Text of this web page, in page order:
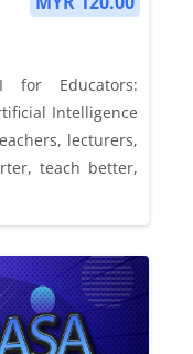
for Educators:
Intelligence
lecturers,
teach better,